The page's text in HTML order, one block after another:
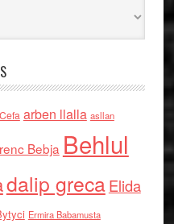
arben llalla asllan
Bebja Behlul
dalip grecaElida
Ermira Babamusta